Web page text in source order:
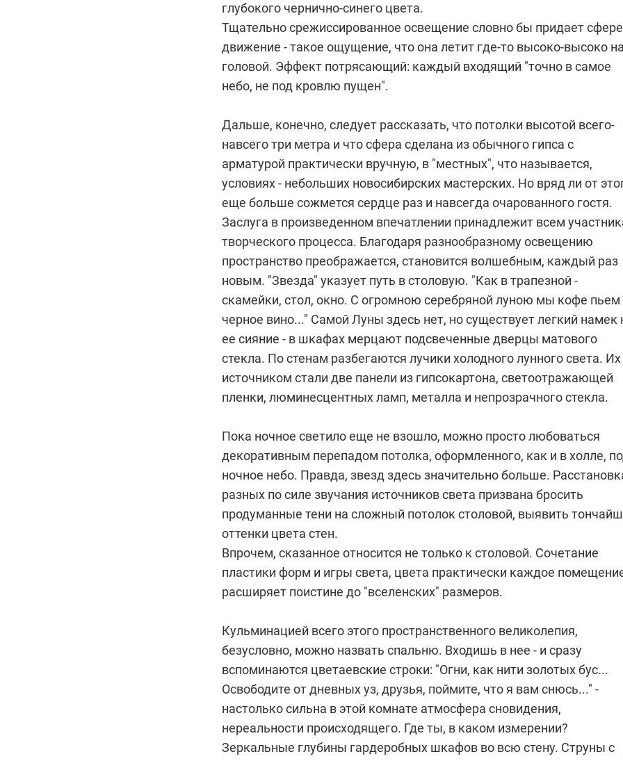
глубокого чернично-синего цвета.
Тщательно срежиссированное освещение словно бы придает сфере
движение - такое ощущение, что она летит где-то высоко-высоко
головой. Эффект потрясающий: каждый входящий "точно в самое
небо, не под кровлю пущен".
Дальше, конечно, следует рассказать, что потолки высотой всего-
навсего три метра и что сфера сделана из обычного гипса с
арматурой практически вручную, в "местных", что называется,
условиях - небольших новосибирских мастерских. Но вряд ли от
еще больше сожмется сердце раз и навсегда очарованного гостя.
Заслуга в произведенном впечатлении принадлежит всем
творческого процесса. Благодаря разнообразному освещению
пространство преображается, становится волшебным, каждый раз
новым. "Звезда" указует путь в столовую. "Как в трапезной -
скамейки, стол, окно. С огромною серебряной луною мы кофе пьем
черное вино..." Самой Луны здесь нет, но существует легкий намек
ее сияние - в шкафах мерцают подсвеченные дверцы матового
стекла. По стенам разбегаются лучики холодного лунного света. Их
источником стали две панели из гипсокартона, светоотражающей
пленки, люминесцентных ламп, металла и непрозрачного стекла.
Пока ночное светило еще не взошло, можно просто любоваться
декоративным перепадом потолка, оформленного, как и в холле,
ночное небо. Правда, звезд здесь значительно больше.
разных по силе звучания источников света призвана бросить
продуманные тени на сложный потолок столовой, выявить
оттенки цвета стен.
Впрочем, сказанное относится не только к столовой. Сочетание
пластики форм и игры света, цвета практически каждое
расширяет поистине до "вселенских" размеров.
Кульминацией всего этого пространственного великолепия,
безусловно, можно назвать спальню. Входишь в нее - и сразу
вспоминаются цветаевские строки: "Огни, как нити золотых бус...
Освободите от дневных уз, друзья, поймите, что я вам снюсь..." -
настолько сильна в этой комнате атмосфера сновидения,
нереальности происходящего. Где ты, в каком измерении?
Зеркальные глубины гардеробных шкафов во всю стену. Струны с